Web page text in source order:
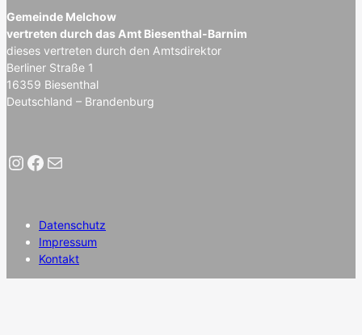
c
h
e
n
Gemeinde Melchow
vertreten durch das Amt Biesenthal-Barnim
dieses vertreten durch den Amtsdirektor
Berliner Straße 1
16359 Biesenthal
Deutschland – Brandenburg
Instagram Facebook E-Mail
Datenschutz
Impressum
Kontakt